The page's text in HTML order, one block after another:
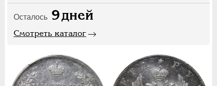
Осталось 9дней
Смотреть каталог